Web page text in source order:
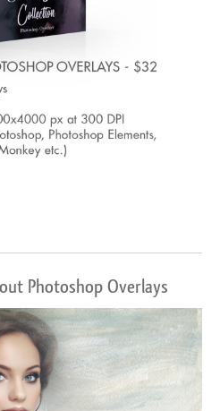
Photoshop Overlays